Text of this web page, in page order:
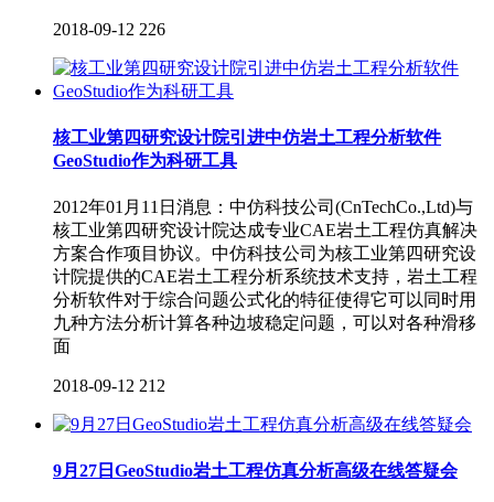
2018-09-12 226
核工业第四研究设计院引进中仿岩土工程分析软件
GeoStudio作为科研工具
2012年01月11日消息：中仿科技公司(CnTechCo.,Ltd)与
核工业第四研究设计院达成专业CAE岩土工程仿真解决
方案合作项目协议。中仿科技公司为核工业第四研究设
计院提供的CAE岩土工程分析系统技术支持，岩土工程
分析软件对于综合问题公式化的特征使得它可以同时用
九种方法分析计算各种边坡稳定问题，可以对各种滑移
面
2018-09-12 212
9月27日GeoStudio岩土工程仿真分析高级在线答疑会